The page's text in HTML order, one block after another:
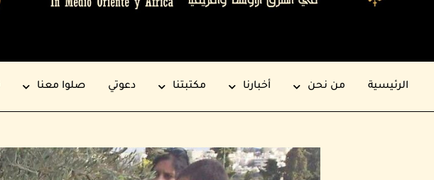
الرئيسية من نحن أخبارنا مكتبتنا دعوتي صلوا معنا